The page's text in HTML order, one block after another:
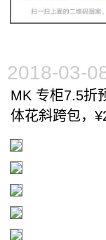
2018-03-
MK 专柜7.5折
体花斜跨包，